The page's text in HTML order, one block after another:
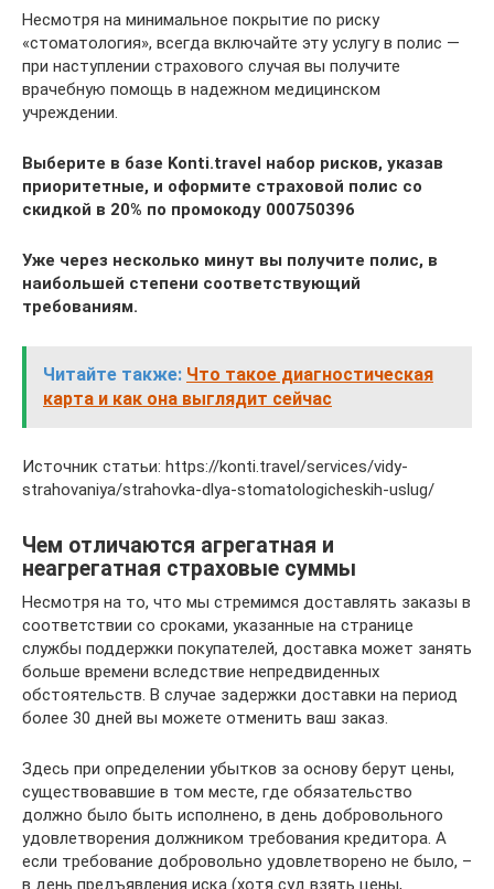
Несмотря на минимальное покрытие по риску
«стоматология», всегда включайте эту услугу в полис —
при наступлении страхового случая вы получите
врачебную помощь в надежном медицинском
учреждении.
Выберите в базе Konti.travel набор рисков, указав
приоритетные, и оформите страховой полис со
скидкой в 20% по промокоду 000750396
Уже через несколько минут вы получите полис, в
наибольшей степени соответствующий
требованиям.
Читайте также: Что такое диагностическая
карта и как она выглядит сейчас
Источник статьи: https://konti.travel/services/vidy-
strahovaniya/strahovka-dlya-stomatologicheskih-uslug/
Чем отличаются агрегатная и
неагрегатная страховые суммы
Несмотря на то, что мы стремимся доставлять заказы в
соответствии со сроками, указанные на странице
службы поддержки покупателей, доставка может занять
больше времени вследствие непредвиденных
обстоятельств. В случае задержки доставки на период
более 30 дней вы можете отменить ваш заказ.
Здесь при определении убытков за основу берут цены,
существовавшие в том месте, где обязательство
должно было быть исполнено, в день добровольного
удовлетворения должником требования кредитора. А
если требование добровольно удовлетворено не было, –
в день предъявления иска (хотя суд взять цены,